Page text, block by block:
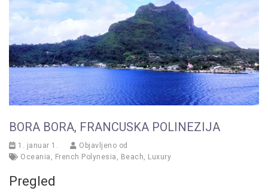
BORA BORA, FRANCUSKA POLINEZIJA
1. januar 1.
Objavljeno od
Oceania , French Polynesia , Beach, Luxury
Pregled